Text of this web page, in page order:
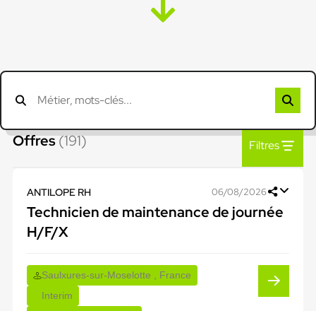
Offres(191) Filtres
ANTILOPE RH 06/08/2026
Technicien de maintenance de journée
H/F/X
Saulxures-sur-Moselotte , France
Interim